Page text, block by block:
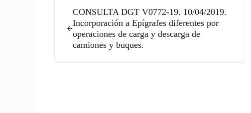
CONSULTA DGT V0772-19. 10/04/2019.
Incorporación a Epígrafes diferentes por
operaciones de carga y descarga de
camiones y buques.